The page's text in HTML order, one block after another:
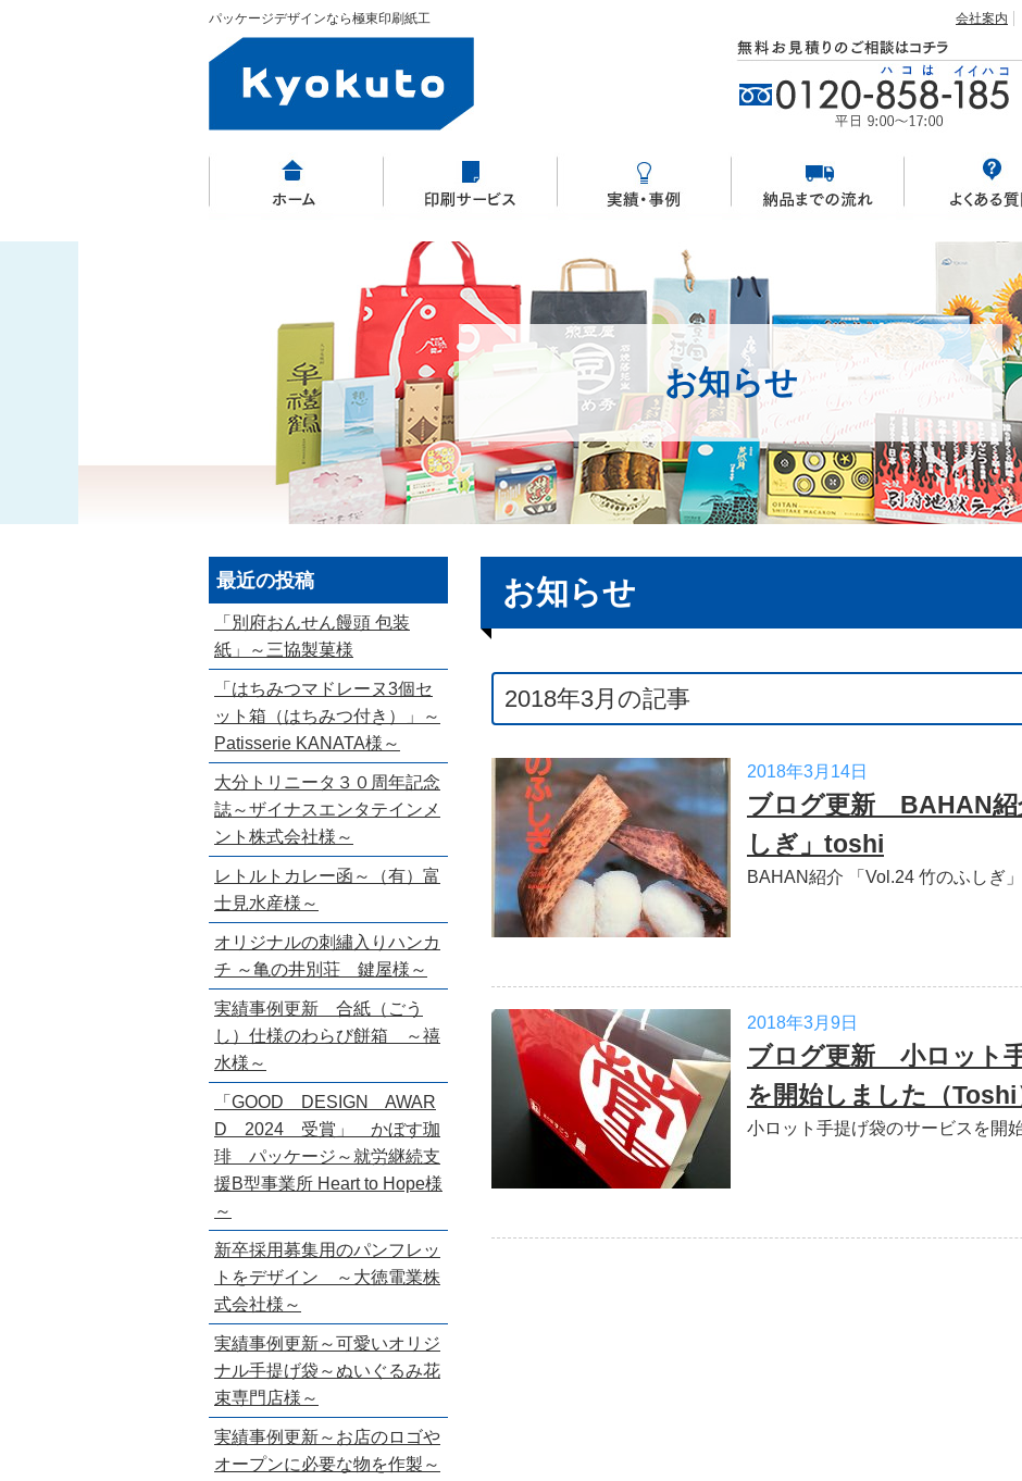
パッケージデザインなら極東印刷紙工 会社案内
お知らせ
お知らせ
2018年3月の記事
2018年3月14日
ブログ更新 BAHAN紹
しぎ」toshi
BAHAN紹介 「Vol.24 竹のふしぎ
2018年3月9日
ブログ更新 小ロット
を開始しました（Toshi
小ロット手提げ袋のサービスを開
最近の投稿
「別府おんせん饅頭 包装
紙」～三協製菓様
「はちみつマドレーヌ3個セ
ット箱（はちみつ付き）」～
Patisserie KANATA様～
大分トリニータ３０周年記念
誌～ザイナスエンタテインメ
ント株式会社様～
レトルトカレー函～（有）富
士見水産様～
オリジナルの刺繡入りハンカ
チ ～亀の井別荘 鍵屋様～
実績事例更新 合紙（ごう
し）仕様のわらび餅箱 ～禧
水様～
「GOOD DESIGN AWAR
D 2024 受賞」 かぼす珈
琲 パッケージ～就労継続支
援B型事業所 Heart to Hope様
～
新卒採用募集用のパンフレッ
トをデザイン ～大徳電業株
式会社様～
実績事例更新～可愛いオリジ
ナル手提げ袋～ぬいぐるみ花
束専門店様～
実績事例更新～お店のロゴや
オープンに必要な物を作製～